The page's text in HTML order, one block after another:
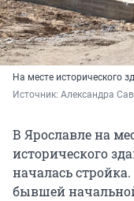
На месте исторического
Источник: Александра
В Ярославле на
исторического
началась
бывшей